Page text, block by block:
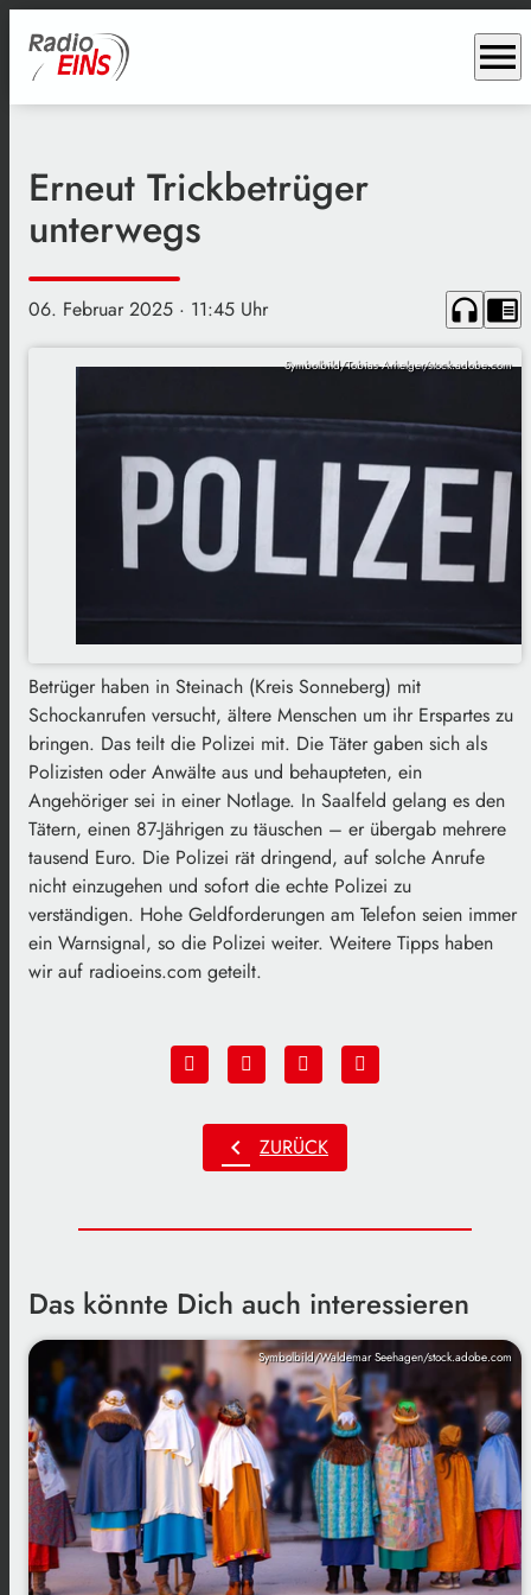
menu
Erneut Trickbetrüger
unterwegs
06. Februar 2025 · 11:45 Uhr headphones chrome_reader_mode
Symbolbild/Tobias Arhelger/stock.adobe.com
Betrüger haben in Steinach (Kreis Sonneberg) mit
Schockanrufen versucht, ältere Menschen um ihr Erspartes zu
bringen. Das teilt die Polizei mit. Die Täter gaben sich als
Polizisten oder Anwälte aus und behaupteten, ein
Angehöriger sei in einer Notlage. In Saalfeld gelang es den
Tätern, einen 87-Jährigen zu täuschen – er übergab mehrere
tausend Euro. Die Polizei rät dringend, auf solche Anrufe
nicht einzugehen und sofort die echte Polizei zu
verständigen. Hohe Geldforderungen am Telefon seien immer
ein Warnsignal, so die Polizei weiter. Weitere Tipps haben
wir auf radioeins.com geteilt.
chevron_left ZURÜCK
Das könnte Dich auch interessieren
Symbolbild/Waldemar Seehagen/stock.adobe.com